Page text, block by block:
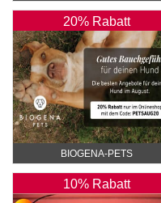
20% Rabatt
BIOGENA-PETS
10% Rabatt